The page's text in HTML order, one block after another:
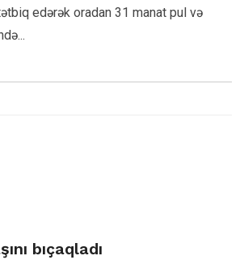
edərək oradan 31 manat pul və
bıçaqladı